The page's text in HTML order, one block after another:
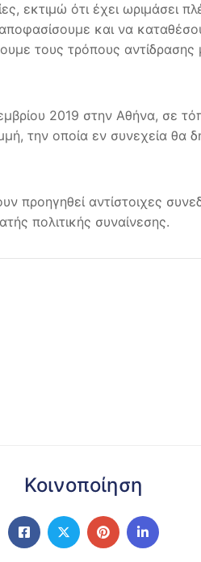
εκτιμώ ότι έχει ωριμάσει
και να
τους τρόπους
2019 στην Αθήνα, σε
την οποία εν συνεχεία θα
προηγηθεί αντίστοιχες
πολιτικής συναίνεσης.
Κοινοποίηση